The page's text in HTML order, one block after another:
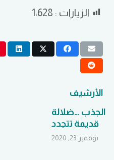
الزيارات : 1٬628
الأرشيف